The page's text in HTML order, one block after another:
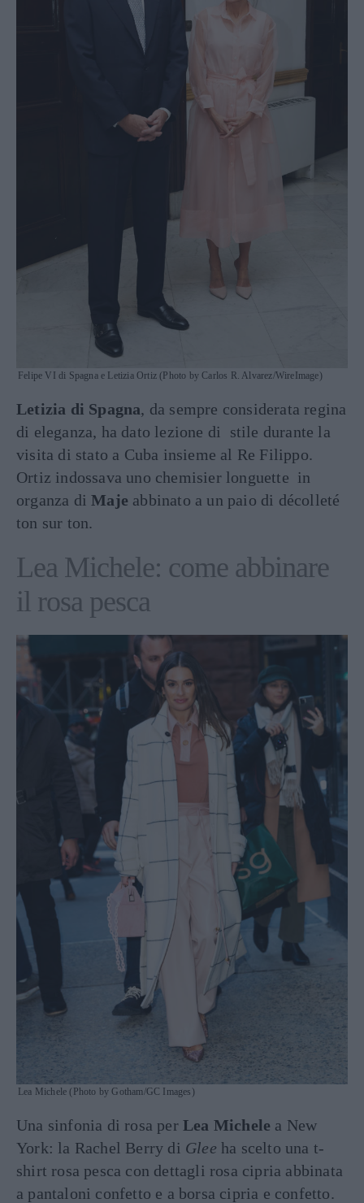
Felipe VI di Spagna e Letizia Ortiz (Photo by Carlos R. Alvarez/WireImage)
Letizia di Spagna, da sempre considerata regina
di eleganza, ha dato lezione di stile durante la
visita di stato a Cuba insieme al Re Filippo.
Ortiz indossava uno chemisier longuette in
organza diMaje abbinato a un paio di décolleté
ton sur ton.
Lea Michele: come abbinare
il rosa pesca
Lea Michele (Photo by Gotham/GC Images)
Una sinfonia di rosa perLea Michele a New
York: la Rachel Berry di Glee ha scelto una t-
shirt rosa pesca con dettagli rosa cipria abbinata
a pantaloni confetto e a borsa cipria e confetto.